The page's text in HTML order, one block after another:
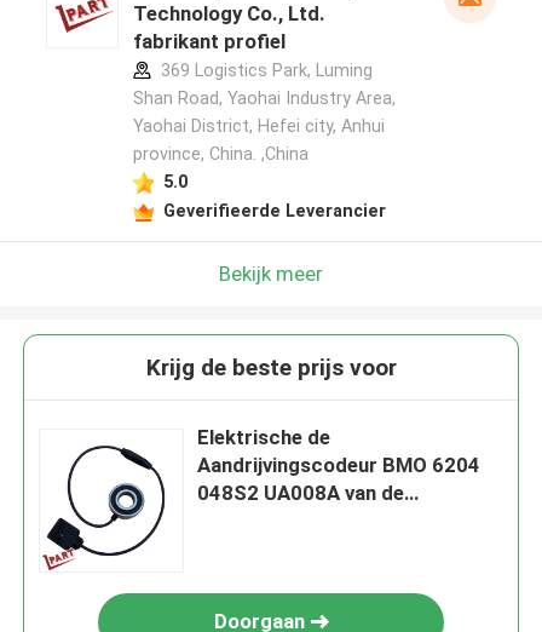
Technology Co., Ltd.
fabrikant profiel
369 Logistics Park, Luming
Shan Road, Yaohai Industry Area,
Yaohai District, Hefei city, Anhui
province, China. ,China
5.0
Geverifieerde Leverancier
Bekijk meer
Krijg de beste prijs voor
Elektrische de
Aandrijvingscodeur BMO 6204
048S2 UA008A van de
Doorgaan